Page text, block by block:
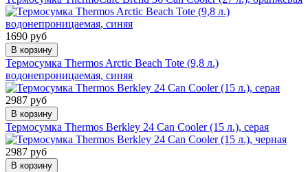
1690 руб
В корзину
Термосумка Thermos Arctic Beach Tote (9,8 л.)
водонепроницаемая, синяя
2987 руб
В корзину
Термосумка Thermos Berkley 24 Can Cooler (15 л.), серая
2987 руб
В корзину